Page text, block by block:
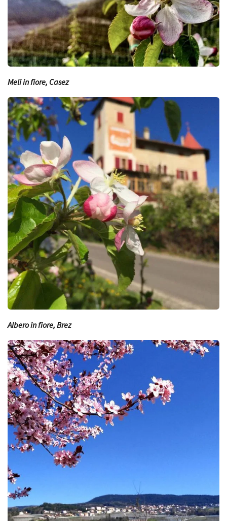
Meli in fiore, Casez
Albero in fiore, Brez